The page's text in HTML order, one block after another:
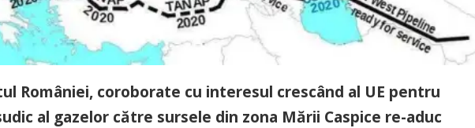
României, coroborate cu interesul crescând al UE pentru
al gazelor către sursele din zona Mării Caspice re-aduc